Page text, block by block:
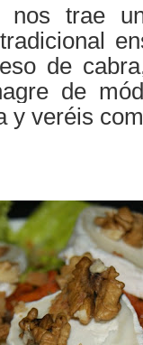
nos trae
de
de
y veréis